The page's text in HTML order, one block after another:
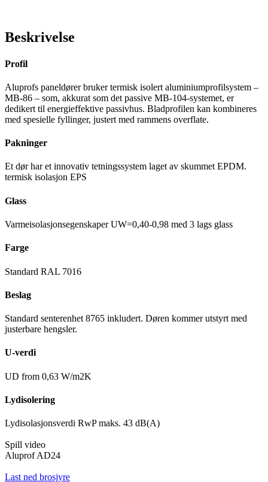
Beskrivelse
Profil
Aluprofs paneldører bruker termisk isolert aluminiumprofilsystem –
MB-86 – som, akkurat som det passive MB-104-systemet, er
dedikert til energieffektive passivhus. Bladprofilen kan kombineres
med spesielle fyllinger, justert med rammens overflate.
Pakninger
Et dør har et innovativ tetningssystem laget av skummet EPDM.
termisk isolasjon EPS
Glass
Varmeisolasjonsegenskaper UW=0,40-0,98 med 3 lags glass
Farge
Standard RAL 7016
Beslag
Standard senterenhet 8765 inkludert. Døren kommer utstyrt med
justerbare hengsler.
U-verdi
UD from 0,63 W/m2K
Lydisolering
Lydisolasjonsverdi RwP maks. 43 dB(A)
Spill video
Aluprof AD24
Last ned brosjyre